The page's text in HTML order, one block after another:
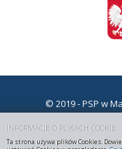
INFORMACJE O PLIKACH COOKIE
Ta strona używa plików Cookies.
© 2019 - PSP w